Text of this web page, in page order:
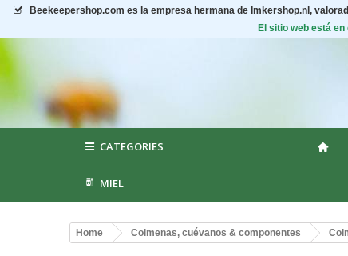
Beekeepershop.com es la empresa hermana de Imkershop.nl,
El sitio web está
CATEGORIES
MIEL
Home Colmenas, cuévanos & componentes